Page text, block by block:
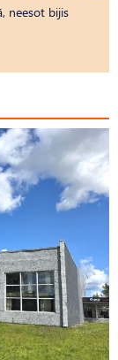
neesot bijis